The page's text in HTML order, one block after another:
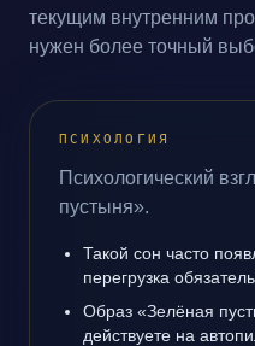
текущим внутренним
нужен более точный
ПСИХОЛОГИЯ
Психологический
пустыня».
Такой сон часто
перегрузка
Образ «Зелёная
действуете на